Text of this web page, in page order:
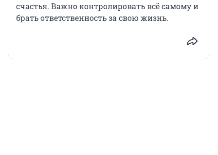
счастья. Важно контролировать всё самому и
брать ответственность за свою жизнь.